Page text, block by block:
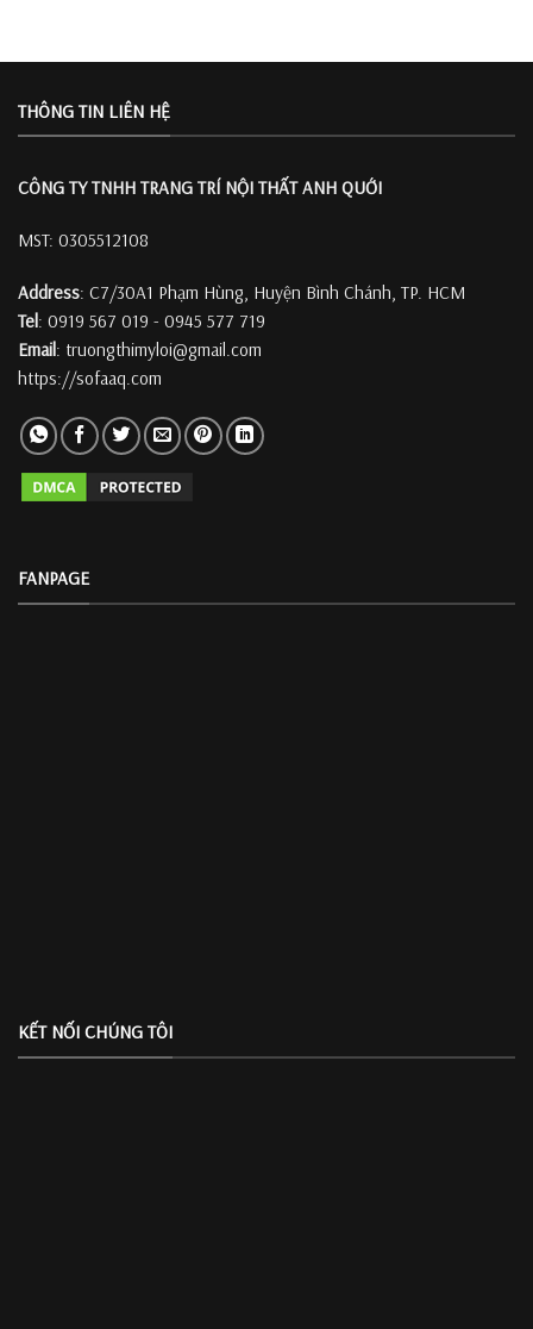
THÔNG TIN LIÊN HỆ
CÔNG TY TNHH TRANG TRÍ NỘI THẤT ANH QUỚI
MST: 0305512108
Address: C7/30A1 Phạm Hùng, Huyện Bình Chánh, TP. HCM
Tel: 0919 567 019 - 0945 577 719
Email: truongthimyloi@gmail.com
https://sofaaq.com
FANPAGE
KẾT NỐI CHÚNG TÔI